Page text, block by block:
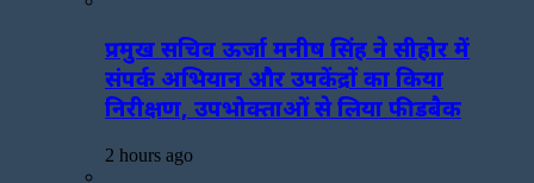
प्रमुख सचिव ऊर्जा मनीष सिंह ने सीहोर में
संपर्क अभियान और उपकेंद्रों का किया
निरीक्षण, उपभोक्ताओं से लिया फीडबैक
2 hours ago